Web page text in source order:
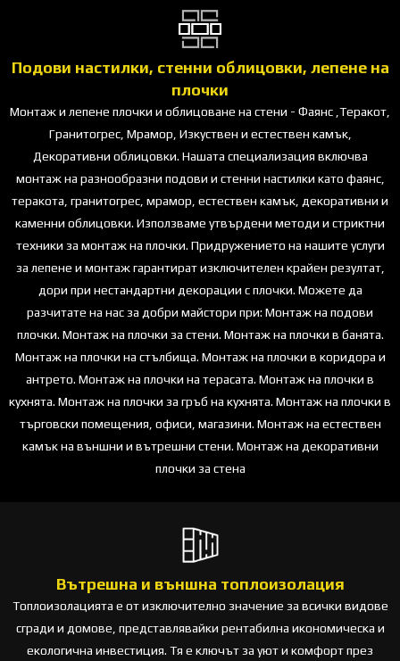
Подови настилки, стенни облицовки, лепене на
плочки
Монтаж и лепене плочки и облицоване на стени - Фаянс ,Теракот,
Гранитогрес, Мрамор, Изкуствен и естествен камък,
Декоративни облицовки. Нашата специализация включва
монтаж на разнообразни подови и стенни настилки като фаянс,
теракота, гранитогрес, мрамор, естествен камък, декоративни и
каменни облицовки. Използваме утвърдени методи и стриктни
техники за монтаж на плочки. Придружението на нашите услуги
за лепене и монтаж гарантират изключителен крайен резултат,
дори при нестандартни декорации с плочки. Можете да
разчитате на нас за добри майстори при: Монтаж на подови
плочки. Монтаж на плочки за стени. Монтаж на плочки в банята.
Монтаж на плочки на стълбища. Монтаж на плочки в коридора и
антрето. Монтаж на плочки на терасата. Монтаж на плочки в
кухнята. Монтаж на плочки за гръб на кухнята. Монтаж на плочки в
търговски помещения, офиси, магазини. Монтаж на естествен
камък на външни и вътрешни стени. Монтаж на декоративни
плочки за стена
Вътрешна и външна топлоизолация
Топлоизолацията е от изключително значение за всички видове
сгради и домове, представлявайки рентабилна икономическа и
екологична инвестиция. Тя е ключът за уют и комфорт през